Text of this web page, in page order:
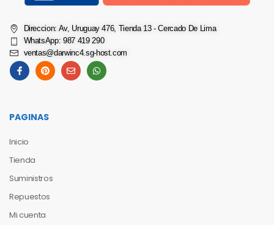
Direccion: Av, Uruguay 476, Tienda 13 - Cercado De Lima
WhatsApp: 987 419 290
ventas@darwinc4.sg-host.com
PAGINAS
Inicio
Tienda
Suministros
Repuestos
Mi cuenta